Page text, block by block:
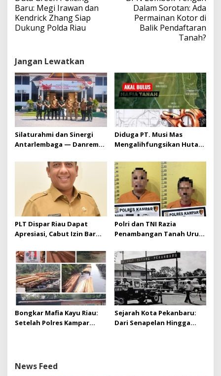
v
i
g
a
p
o
s
Baru: Megi Irawan dan
Kendrick Zhang Siap
Dukung Polda Riau
Dalam Sorotan: Ada
Permainan Kotor di
Balik Pendaftaran
Tanah?
Jangan Lewatkan
Silaturahmi dan Sinergi
Antarlembaga — Danrem
Kejaksaan Negeri Kuansing
Diduga PT. Musi Mas
Mengalihfungsikan Hutan
diduga melebihi batas izin
yang diizinkan
PLT Dispar Riau Dapat
Apresiasi, Cabut Izin Bar
Pro-Rakyat
Polri dan TNI Razia
Penambangan Tanah Urug,
Bongkar Mafia Kayu Riau:
Setelah Polres Kampar
Sejarah Kota Pekanbaru:
Dari Senapelan Hingga
News Feed